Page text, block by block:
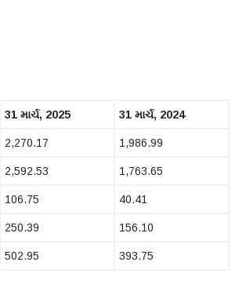
31 માર્ચ, 2025 31 માર્ચ, 2024
2,270.17 1,986.99
2,592.53 1,763.65
106.75 40.41
250.39 156.10
502.95 393.75